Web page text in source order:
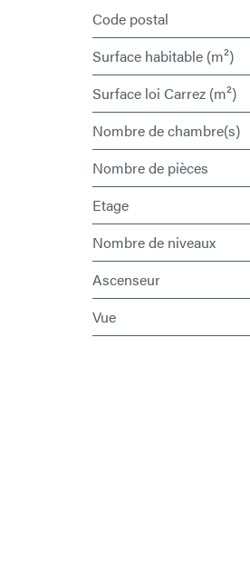
Code postal
Surface habitable (m²)
Surface loi Carrez (m²)
Nombre de chambre(s)
Nombre de pièces
Etage
Nombre de niveaux
Ascenseur
Vue